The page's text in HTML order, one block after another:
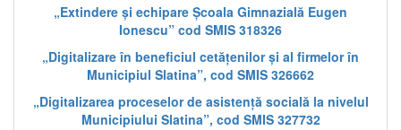
„Extindere și echipare Școala Gimnazială Eugen
Ionescu” cod SMIS 318326
„Digitalizare în beneficiul cetățenilor și al firmelor în
Municipiul Slatina”, cod SMIS 326662
„Digitalizarea proceselor de asistență socială la nivelul
Municipiului Slatina”, cod SMIS 327732